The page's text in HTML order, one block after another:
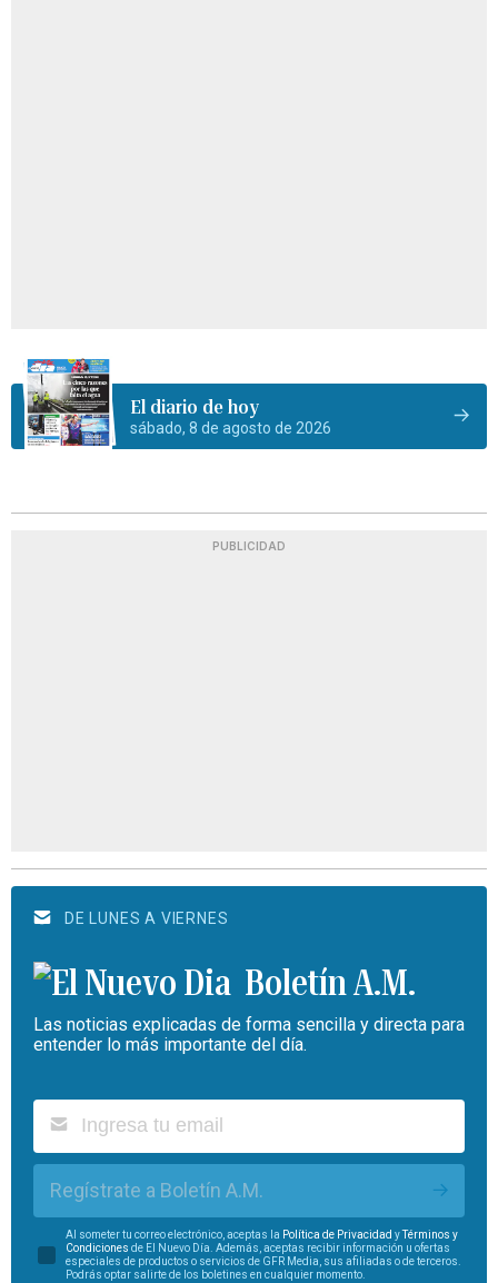
El diario de hoy
sábado, 8 de agosto de 2026
PUBLICIDAD
DE LUNES A VIERNES
Boletín A.M.
Las noticias explicadas de forma sencilla y directa para
entender lo más importante del día.
Regístrate a Boletín A.M.
Al someter tu correo electrónico, aceptas la Política de Privacidad yTérminos y
Condiciones de El Nuevo Día. Además, aceptas recibir información u ofertas
especiales de productos o servicios de GFR Media, sus afiliadas o de terceros.
Podrás optar salirte de los boletines en cualquier momento.